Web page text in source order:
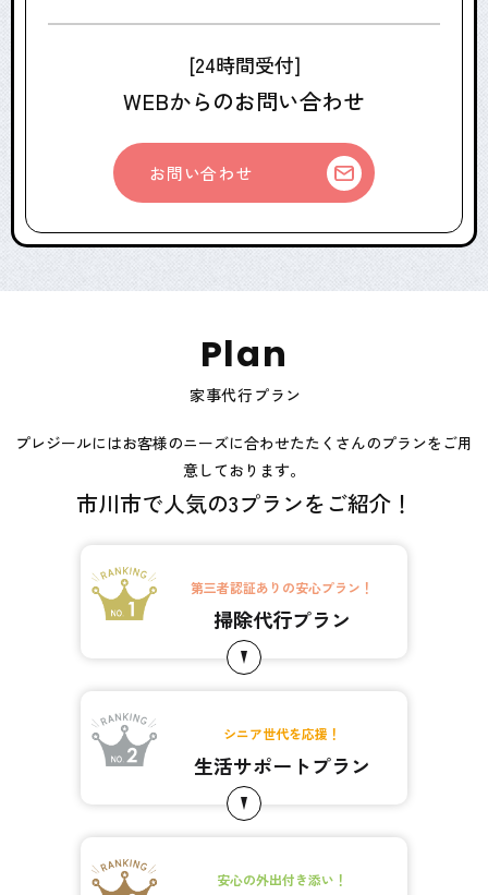
[24時間受付]
WEBからのお問い合わせ
お問い合わせ
Plan
家事代行プラン
プレジールにはお客様のニーズに合わせたたくさんのプランをご用
意しております。
市川市で人気の3プランをご紹介！
第三者認証ありの安心プラン！
掃除代行プラン
シニア世代を応援！
生活サポートプラン
安心の外出付き添い！